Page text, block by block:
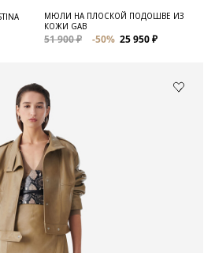
МЮЛИ НА ПЛОСКОЙ ПОДОШВЕ ИЗ
КОЖИ GAB
51 900 ₽ -50% 25 950 ₽